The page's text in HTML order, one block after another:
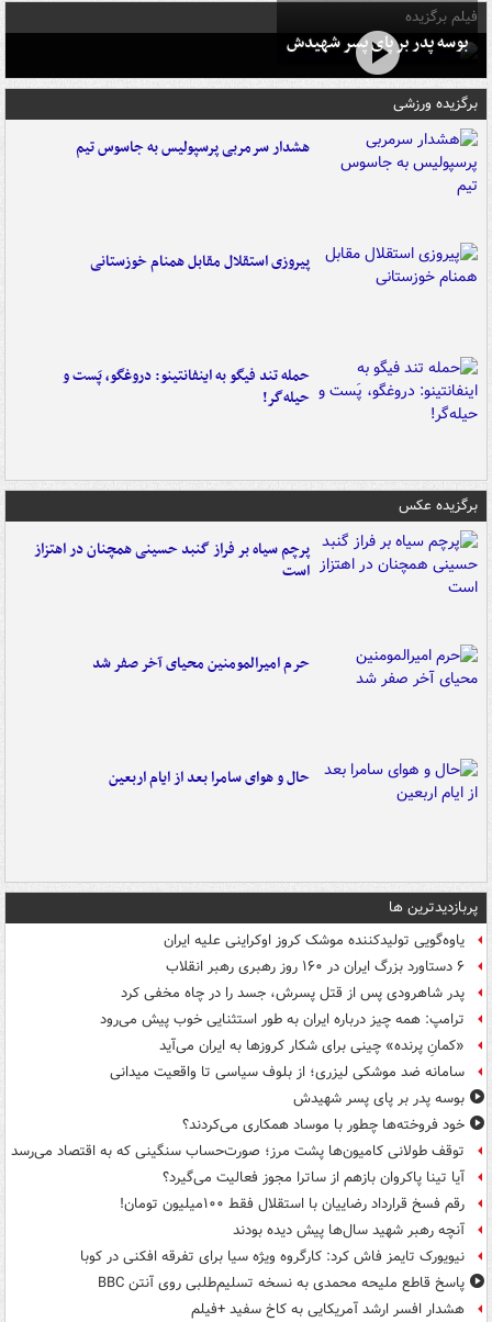
فیلم برگزیده
بوسه‌ پدر بر پای پسر شهیدش
برگزیده ورزشی
هشدار سرمربی پرسپولیس به جاسوس تیم
پیروزی استقلال مقابل همنام خوزستانی
حمله تند فیگو به اینفانتینو: دروغگو، پَست‌ و
حیله‌گر!
برگزیده عکس
پرچم سیاه بر فراز گنبد حسینی همچنان در اهتزاز
است
حرم امیرالمومنین محیای آخر صفر شد
حال و هوای سامرا بعد از ایام اربعین
پربازدیدترین ها
یاوه‌گویی تولیدکننده موشک کروز اوکراینی علیه ایران
۶ دستاورد بزرگ ایران در ۱۶۰ روز رهبری رهبر انقلاب
پدر شاهرودی پس از قتل پسرش، جسد را در چاه مخفی کرد
ترامپ: همه چیز درباره ایران به طور استثنایی خوب پیش می‌رود
«کمانِ پرنده» چینی برای شکار کروزها به ایران می‌آید
سامانه ضد موشکی لیزری؛ از بلوف سیاسی تا واقعیت میدانی
بوسه‌ پدر بر پای پسر شهیدش
خود فروخته‌ها چطور با موساد همکاری می‌کردند؟
توقف طولانی کامیون‌ها پشت مرز؛ صورت‌حساب سنگینی که به اقتصاد می‌رسد
آیا تینا پاکروان بازهم از ساترا مجوز فعالیت می‌گیرد؟
رقم فسخ قرارداد رضاییان با استقلال فقط ۱۰۰میلیون تومان!
آنچه رهبر شهید سال‌ها پیش دیده بودند
نیویورک تایمز فاش کرد: کارگروه ویژه سیا برای تفرقه افکنی در کوبا
پاسخ قاطع ملیحه محمدی به نسخه تسلیم‌طلبی روی آنتن BBC
هشدار افسر ارشد آمریکایی به کاخ سفید +فیلم